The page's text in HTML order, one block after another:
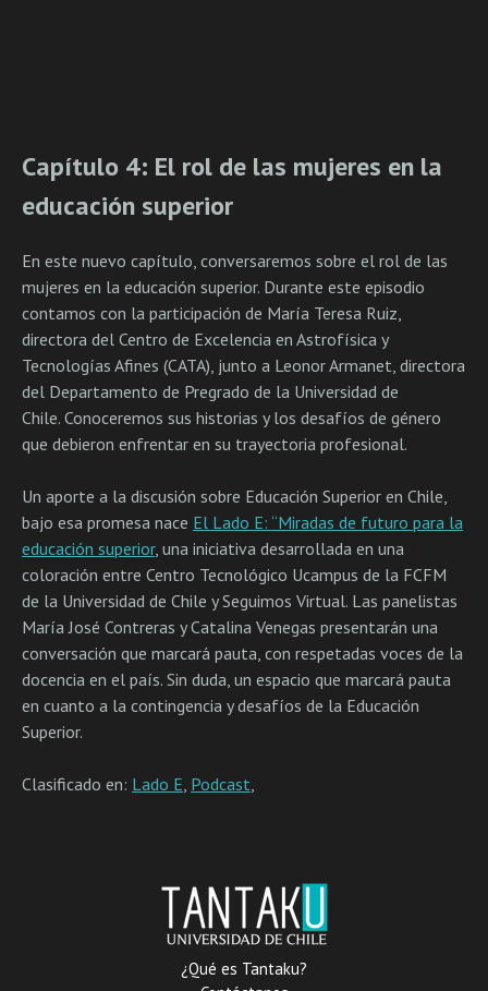
Capítulo 4: El rol de las mujeres en la
educación superior
En este nuevo capítulo, conversaremos sobre el rol de las
mujeres en la educación superior. Durante este episodio
contamos con la participación de María Teresa Ruiz,
directora del Centro de Excelencia en Astrofísica y
Tecnologías Afines (CATA), junto a Leonor Armanet, directora
del Departamento de Pregrado de la Universidad de
Chile. Conoceremos sus historias y los desafíos de género
que debieron enfrentar en su trayectoria profesional.
Un aporte a la discusión sobre Educación Superior en Chile,
bajo esa promesa nace El Lado E: “Miradas de futuro para la
educación superior, una iniciativa desarrollada en una
coloración entre Centro Tecnológico Ucampus de la FCFM
de la Universidad de Chile y Seguimos Virtual. Las panelistas
María José Contreras y Catalina Venegas presentarán una
conversación que marcará pauta, con respetadas voces de la
docencia en el país. Sin duda, un espacio que marcará pauta
en cuanto a la contingencia y desafíos de la Educación
Superior.
Clasificado en: Lado E, Podcast,
¿Qué es Tantaku?